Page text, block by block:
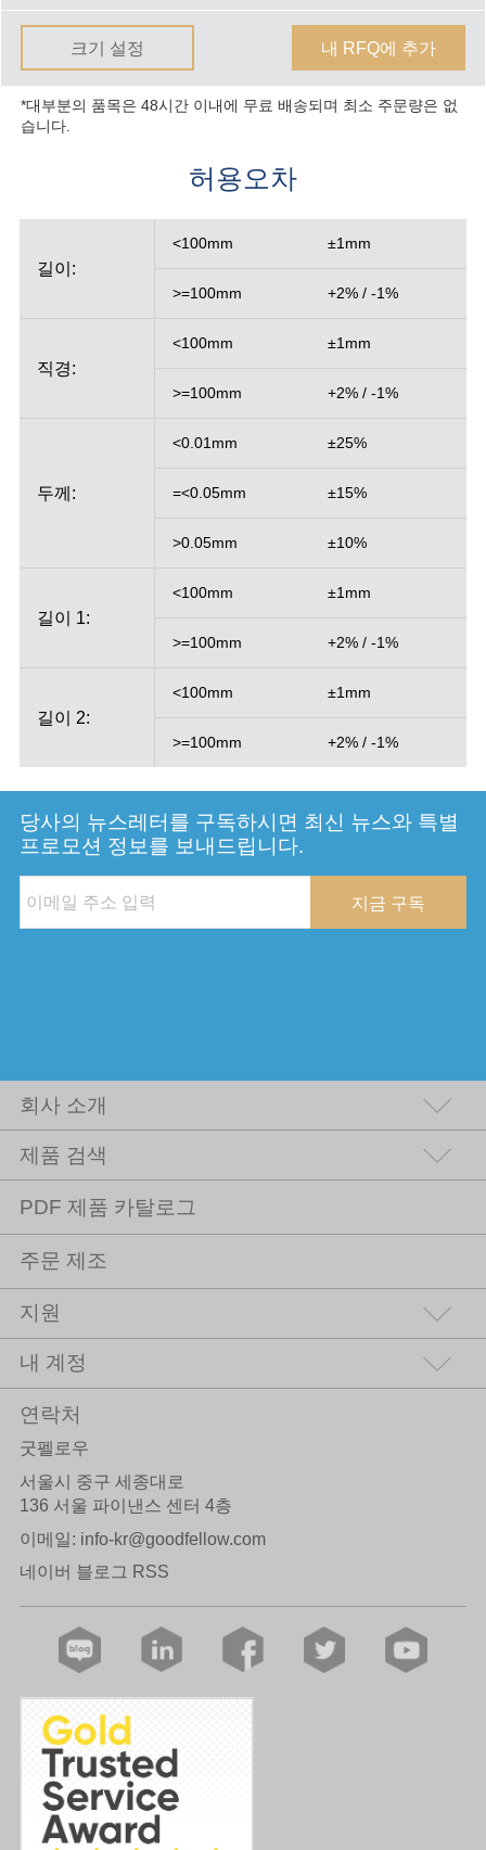
크기 설정 내 RFQ에 추가
*대부분의 품목은 48시간 이내에 무료 배송되며 최소 주문량은 없
습니다.
허용오차
길이:
<100mm ±1mm
>=100mm +2% / -1%
직경:
<100mm ±1mm
>=100mm +2% / -1%
두께:
<0.01mm ±25%
=<0.05mm ±15%
>0.05mm ±10%
길이 1:
<100mm ±1mm
>=100mm +2% / -1%
길이 2:
<100mm ±1mm
>=100mm +2% / -1%
당사의 뉴스레터를 구독하시면 최신 뉴스와 특별
프로모션 정보를 보내드립니다.
지금 구독
회사 소개
제품 검색
PDF 제품 카탈로그
주문 제조
지원
내 계정
연락처
굿펠로우
서울시 중구 세종대로
136 서울 파이낸스 센터 4층
이메일: info-kr@goodfellow.com
네이버 블로그 RSS